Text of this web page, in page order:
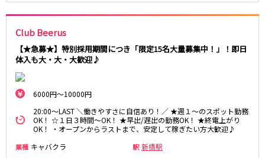
Club Beerus
【★急募★】特別採用期間につき「限定15名大量募集中！」！即日
体入も大・大・大歓迎♪
6000円～10000円
20:00～LAST ＼働きやすさに自信あり！／ ★週１～のスポット勤務
OK！ ☆１日３時間～OK！ ★早出/遅出の勤務OK！ ★終電上がり
OK！ ・オープンからラストまで、安定して稼ぎたい方大歓迎♪
業種 キャバクラ 駅 新橋駅
埼玉県
大宮
南越谷
草加
川越
浦和・北浦和
春日部
南浦和
蕨
上尾
東中野駅
飯田橋駅
国立駅
四ツ谷駅
池袋駅
上野駅
新宿駅
秋葉原駅
神田駅
五反田駅
恵比寿駅